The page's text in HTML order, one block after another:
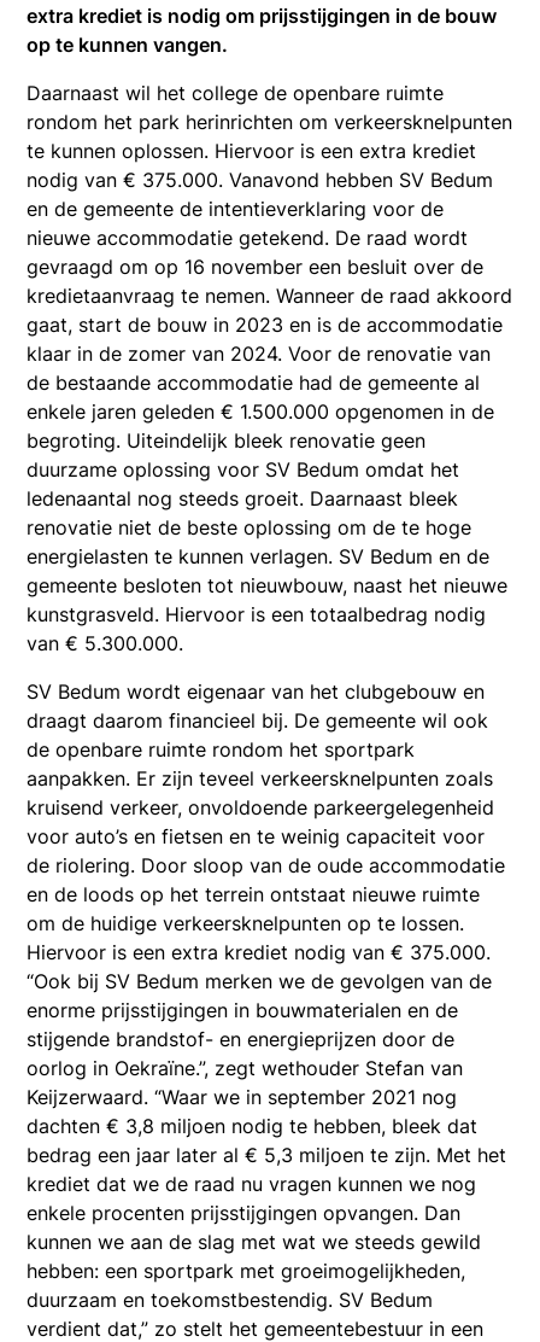
extra krediet is nodig om prijsstijgingen in de bouw
op te kunnen vangen.
Daarnaast wil het college de openbare ruimte
rondom het park herinrichten om verkeersknelpunten
te kunnen oplossen. Hiervoor is een extra krediet
nodig van € 375.000. Vanavond hebben SV Bedum
en de gemeente de intentieverklaring voor de
nieuwe accommodatie getekend. De raad wordt
gevraagd om op 16 november een besluit over de
kredietaanvraag te nemen. Wanneer de raad akkoord
gaat, start de bouw in 2023 en is de accommodatie
klaar in de zomer van 2024. Voor de renovatie van
de bestaande accommodatie had de gemeente al
enkele jaren geleden € 1.500.000 opgenomen in de
begroting. Uiteindelijk bleek renovatie geen
duurzame oplossing voor SV Bedum omdat het
ledenaantal nog steeds groeit. Daarnaast bleek
renovatie niet de beste oplossing om de te hoge
energielasten te kunnen verlagen. SV Bedum en de
gemeente besloten tot nieuwbouw, naast het nieuwe
kunstgrasveld. Hiervoor is een totaalbedrag nodig
van € 5.300.000.
SV Bedum wordt eigenaar van het clubgebouw en
draagt daarom financieel bij. De gemeente wil ook
de openbare ruimte rondom het sportpark
aanpakken. Er zijn teveel verkeersknelpunten zoals
kruisend verkeer, onvoldoende parkeergelegenheid
voor auto’s en fietsen en te weinig capaciteit voor
de riolering. Door sloop van de oude accommodatie
en de loods op het terrein ontstaat nieuwe ruimte
om de huidige verkeersknelpunten op te lossen.
Hiervoor is een extra krediet nodig van € 375.000.
“Ook bij SV Bedum merken we de gevolgen van de
enorme prijsstijgingen in bouwmaterialen en de
stijgende brandstof- en energieprijzen door de
oorlog in Oekraïne.”, zegt wethouder Stefan van
Keijzerwaard. “Waar we in september 2021 nog
dachten € 3,8 miljoen nodig te hebben, bleek dat
bedrag een jaar later al € 5,3 miljoen te zijn. Met het
krediet dat we de raad nu vragen kunnen we nog
enkele procenten prijsstijgingen opvangen. Dan
kunnen we aan de slag met wat we steeds gewild
hebben: een sportpark met groeimogelijkheden,
duurzaam en toekomstbestendig. SV Bedum
verdient dat,” zo stelt het gemeentebestuur in een